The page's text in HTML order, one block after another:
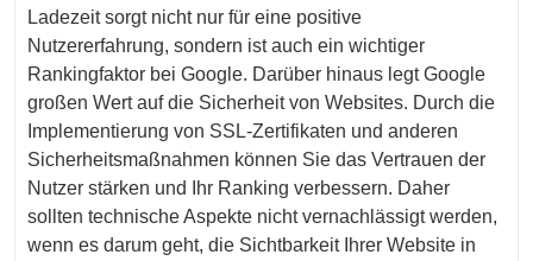
Ladezeit sorgt nicht nur für eine positive
Nutzererfahrung, sondern ist auch ein wichtiger
Rankingfaktor bei Google. Darüber hinaus legt Google
großen Wert auf die Sicherheit von Websites. Durch die
Implementierung von SSL-Zertifikaten und anderen
Sicherheitsmaßnahmen können Sie das Vertrauen der
Nutzer stärken und Ihr Ranking verbessern. Daher
sollten technische Aspekte nicht vernachlässigt werden,
wenn es darum geht, die Sichtbarkeit Ihrer Website in